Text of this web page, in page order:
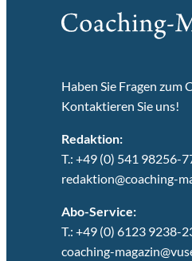
Haben Sie Fragen zum
Kontaktieren Sie uns!
Redaktion:
T.: +49 (0) 541 98256-
redaktion@coaching-
Abo-Service:
T.: +49 (0) 6123 9238-
coaching-